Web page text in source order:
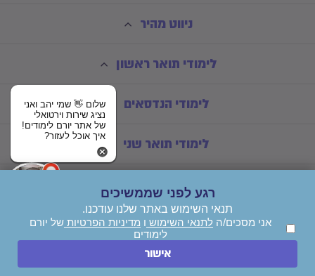
ניווט מהיר
לימודי תואר ראשון
לימודי הנדסאים
לימודי תואר שני
רגע לפני שממשיכים
תנאי השימוש באתר שלנו עודכנו.
אני מסכים/ה לתנאי השימוש ו מדיניות הפרטיות של יורם
לימודים
אישור
שלום 👋 שמי יהב ואני
נציג שירות וירטואלי
של אתר יורם לימודים!
איך אוכל לעזור?